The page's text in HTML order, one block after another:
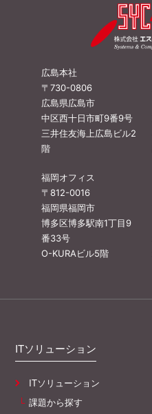
広島本社
〒730-0806
広島県広島市
中区西十日市町9番9号
三井住友海上広島ビル2
階
福岡オフィス
〒812-0016
福岡県福岡市
博多区博多駅南1丁目9
番33号
O-KURAビル5階
ITソリューション
ITソリューション
課題から探す